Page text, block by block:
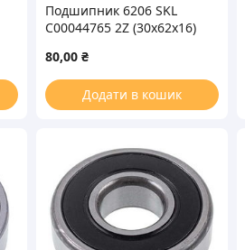
Подшипник 6206 SKL
C00044765 2Z (30x62x16)
80,00₴
Додати в кошик